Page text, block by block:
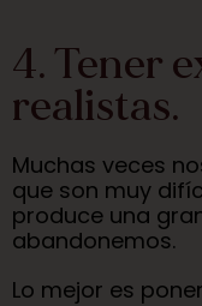
4. Tener
realistas.
Muchas veces
que son muy
produce una
abandonemos.
Lo mejor es